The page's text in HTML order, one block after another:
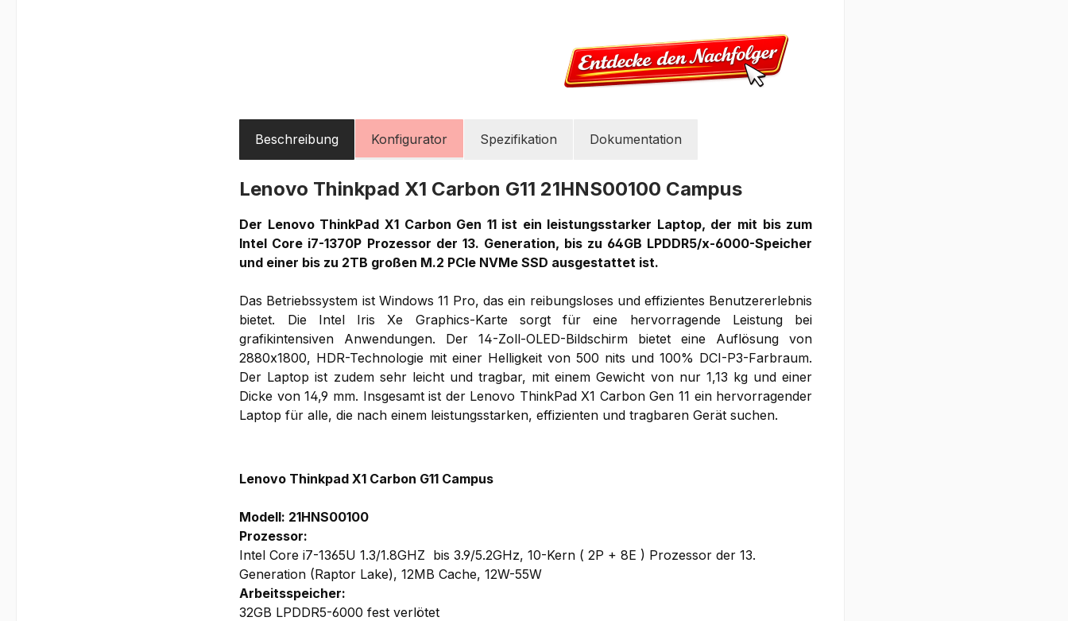
Beschreibung Konfigurator Spezifikation Dokumentation
Lenovo Thinkpad X1 Carbon G11 21HNS00100 Campus
Der Lenovo ThinkPad X1 Carbon Gen 11 ist ein leistungsstarker Laptop, der mit bis zum
Intel Core i7-1370P Prozessor der 13. Generation, bis zu 64GB LPDDR5/x-6000-Speicher
und einer bis zu 2TB großen M.2 PCIe NVMe SSD ausgestattet ist.
Das Betriebssystem ist Windows 11 Pro, das ein reibungsloses und effizientes Benutzererlebnis
bietet. Die Intel Iris Xe Graphics-Karte sorgt für eine hervorragende Leistung bei
grafikintensiven Anwendungen. Der 14-Zoll-OLED-Bildschirm bietet eine Auflösung von
2880x1800, HDR-Technologie mit einer Helligkeit von 500 nits und 100% DCI-P3-Farbraum.
Der Laptop ist zudem sehr leicht und tragbar, mit einem Gewicht von nur 1,13 kg und einer
Dicke von 14,9 mm. Insgesamt ist der Lenovo ThinkPad X1 Carbon Gen 11 ein hervorragender
Laptop für alle, die nach einem leistungsstarken, effizienten und tragbaren Gerät suchen.
Lenovo Thinkpad X1 Carbon G11 Campus
Modell: 21HNS00100
Prozessor:
Intel Core i7-1365U 1.3/1.8GHZ bis 3.9/5.2GHz, 10-Kern ( 2P + 8E ) Prozessor der 13.
Generation (Raptor Lake), 12MB Cache, 12W-55W
Arbeitsspeicher:
32GB LPDDR5-6000 fest verlötet